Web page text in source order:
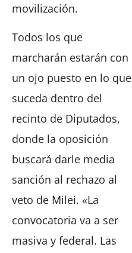
movilización.
Todos los que
marcharán estarán con
un ojo puesto en lo que
suceda dentro del
recinto de Diputados,
donde la oposición
buscará darle media
sanción al rechazo al
veto de Milei. «La
convocatoria va a ser
masiva y federal. Las